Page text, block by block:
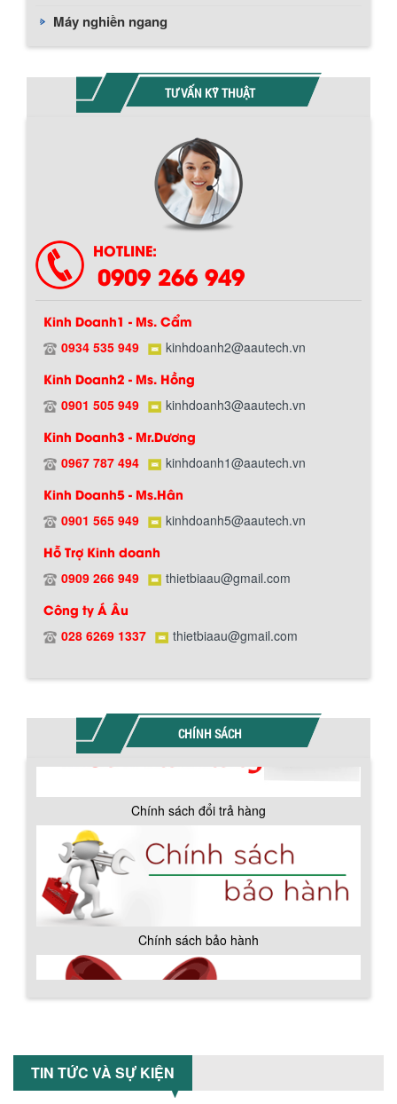
Máy nghiền ngang
TƯ VẤN KỸ THUẬT
HOTLINE:
0909 266 949
Kinh Doanh1 - Ms. Cẩm
0934 535 949 kinhdoanh2@aautech.vn
Kinh Doanh2 - Ms. Hồng
0901 505 949 kinhdoanh3@aautech.vn
Kinh Doanh3 - Mr.Dương
0967 787 494 kinhdoanh1@aautech.vn
Kinh Doanh5 - Ms.Hân
0901 565 949 kinhdoanh5@aautech.vn
Hỗ Trợ Kinh doanh
0909 266 949 thietbiaau@gmail.com
Công ty Á Âu
028 6269 1337 thietbiaau@gmail.com
CHÍNH SÁCH
Chính sách giao hàng
Hướng dẫn thanh toán mua hàng
Chính sách bảo hành
TIN TỨC VÀ SỰ KIỆN
BỒN CHỨA GIẢI NHIỆT SƠN, MỰC IN
tạo gồm 2 lớp inox và được dùng để
làm giảm nhiệt độ của nguyên...
MÁY TRỘN BỘT KHÔ 500KG
Máy trộn bột khô 500kg được thiết kế
thân bồn nằm ngang, với cánh trộn bột
xoay đảo thuận nghịch. Vật liệu...
trộn các loại bột khô trong các ngành...